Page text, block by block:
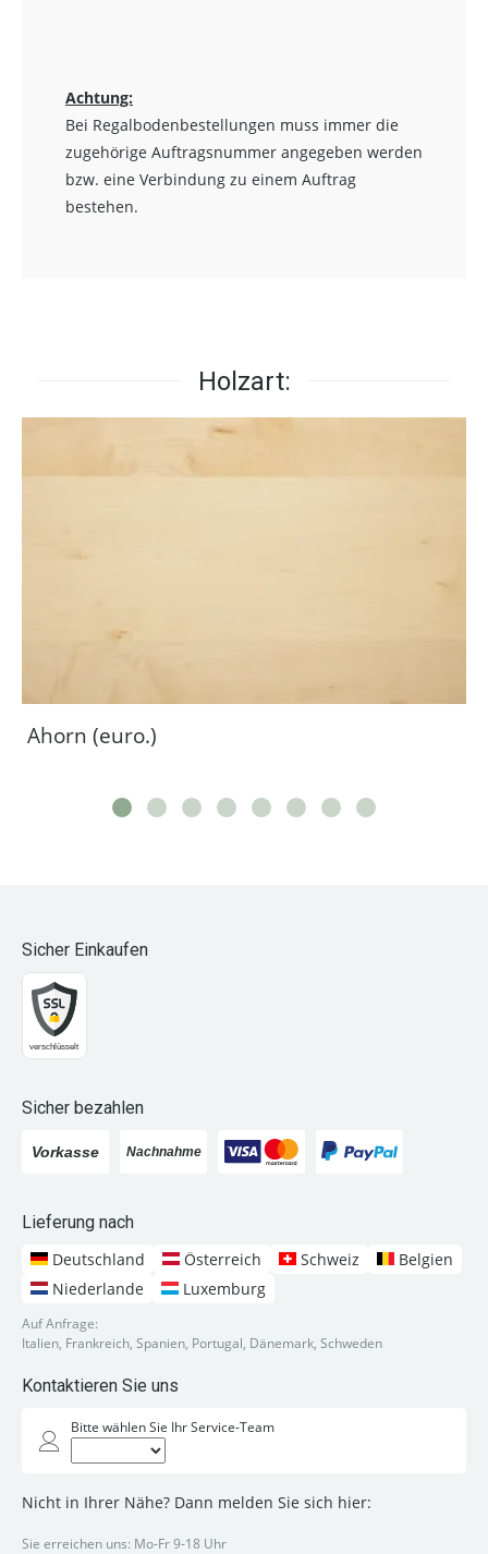
Achtung:
Bei Regalbodenbestellungen muss immer die
zugehörige Auftragsnummer angegeben werden
bzw. eine Verbindung zu einem Auftrag
bestehen.
Holzart:
Ahorn (euro.)
Sicher Einkaufen
Sicher bezahlen
Lieferung nach
Deutschland
Österreich Schweiz
Belgien
Niederlande
Luxemburg
Auf Anfrage:
Italien, Frankreich, Spanien, Portugal, Dänemark, Schweden
Kontaktieren Sie uns
Bitte wählen Sie Ihr Service-Team
Nicht in Ihrer Nähe? Dann melden Sie sich hier:
Sie erreichen uns: Mo-Fr 9-18 Uhr